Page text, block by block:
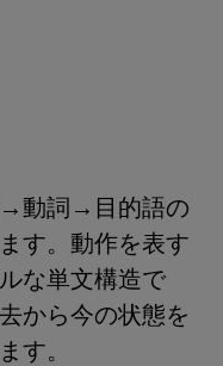
→動詞→目的語の
す。動作を表す
な単文構造で
から今の状態を
す。